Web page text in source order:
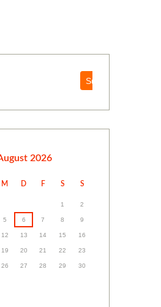
Suchen
2026
M D F S S
1 2
5 6 7 8 9
12 13 14 15 16
19 20 21 22 23
26 27 28 29 30